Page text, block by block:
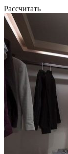
Рассчитать